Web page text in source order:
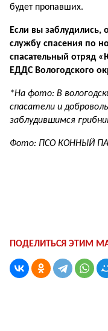
будет пропавших.
Если вы заблудились,
службу спасения по
спасательный отряд
ЕДДС Вологодского
*На фото: В
спасатели и
заблудившимся
Фото: ПСО КОННЫЙ
ПОДЕЛИТЬСЯ ЭТИМ